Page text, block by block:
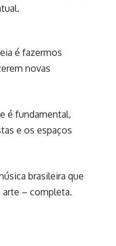
é fazermos
novas
é fundamental,
e os espaços
brasileira que
arte – completa.